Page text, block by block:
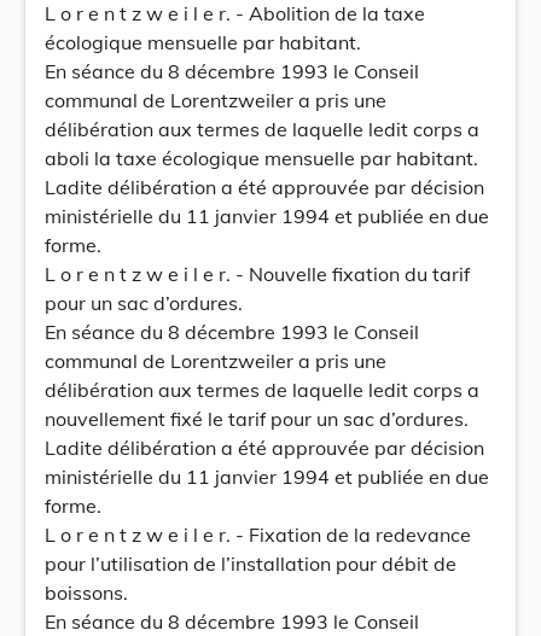
L o r e n t z w e i l e r. - Abolition de la taxe
écologique mensuelle par habitant.
En séance du 8 décembre 1993 le Conseil
communal de Lorentzweiler a pris une
délibération aux termes de laquelle ledit corps a
aboli la taxe écologique mensuelle par habitant.
Ladite délibération a été approuvée par décision
ministérielle du 11 janvier 1994 et publiée en due
forme.
L o r e n t z w e i l e r. - Nouvelle fixation du tarif
pour un sac d’ordures.
En séance du 8 décembre 1993 le Conseil
communal de Lorentzweiler a pris une
délibération aux termes de laquelle ledit corps a
nouvellement fixé le tarif pour un sac d’ordures.
Ladite délibération a été approuvée par décision
ministérielle du 11 janvier 1994 et publiée en due
forme.
L o r e n t z w e i l e r. - Fixation de la redevance
pour l’utilisation de l’installation pour débit de
boissons.
En séance du 8 décembre 1993 le Conseil